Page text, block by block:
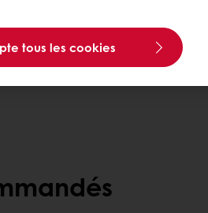
tous les cookies